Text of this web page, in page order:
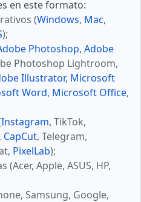
en este formato:
(Windows, Mac,
);
Photoshop, Adobe
Photoshop Lightroom,
Illustrator, Microsoft
Word, Microsoft Office,
Instagram, TikTok,
CapCut, Telegram,
PixelLab);
Apple, ASUS, HP,
Samsung, Google,